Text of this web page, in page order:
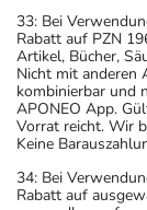
33: Bei
Rabatt auf PZN
Artikel, Bücher,
Nicht mit anderen
kombinierbar und
APONEO App.
Vorrat reicht. Wir
Keine
34: Bei
Rabatt auf